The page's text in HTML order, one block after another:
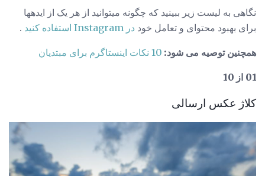
نگاهی به لیست زیر ببینید که چگونه میتوانید از هر یک از ایدهها
برای بهبود محتوای و تعامل خود در Instagram استفاده کنید .
همچنین توصیه می شود: 10 نکات اینستاگرم برای مبتدیان
01 از 10
کلاژ عکس ارسالی